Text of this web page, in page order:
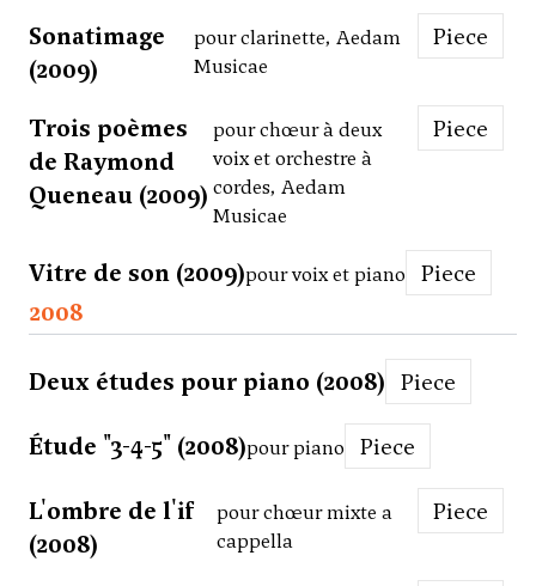
Sonatimage
(2009)
pour clarinette, Aedam
Musicae
Piece
Trois poèmes
de Raymond
Queneau (2009)
pour chœur à deux
voix et orchestre à
cordes, Aedam
Musicae
Piece
Vitre de son (2009)pour voix et piano
Piece
2008
Deux études pour piano (2008) Piece
Étude "3-4-5" (2008)pour piano Piece
L'ombre de l'if
(2008)
pour chœur mixte a
cappella
Piece